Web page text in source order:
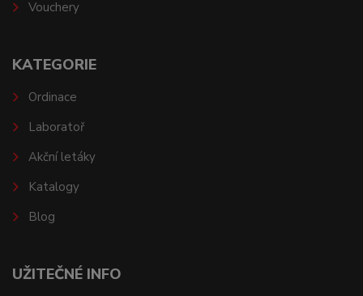
Vouchery
KATEGORIE
Ordinace
Laboratoř
Akční letáky
Katalogy
Blog
UŽITEČNÉ INFO